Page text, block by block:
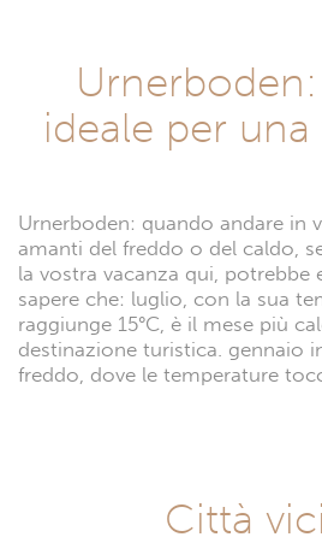
ideale per una
Urnerboden: quando andare in
amanti del freddo o del caldo,
la vostra vacanza qui, potrebbe
sapere che: luglio, con la sua
raggiunge 15°C, è il mese più
destinazione turistica. gennaio
freddo, dove le temperature
Città